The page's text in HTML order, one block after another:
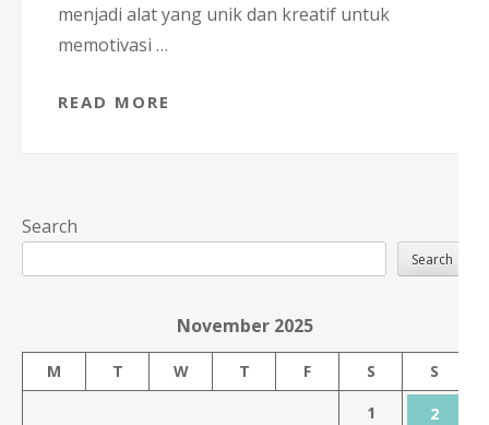
menjadi alat yang unik dan kreatif untuk
memotivasi …
READ MORE
Search
Search
November 2025
M T W T F S
S
1
2